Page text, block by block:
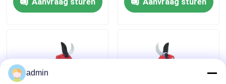
Benzinekettingzaag
Handbediend Mini Chainsaw
elektrische kettingzaag
Ontwerp
admin